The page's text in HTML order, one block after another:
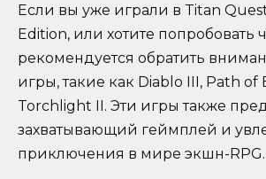
Если вы уже играли в Titan
Edition, или хотите попробовать
рекомендуется обратить
игры, такие как Diablo III, Path of
Torchlight II. Эти игры также
захватывающий геймплей и
приключения в мире экшн-RPG.